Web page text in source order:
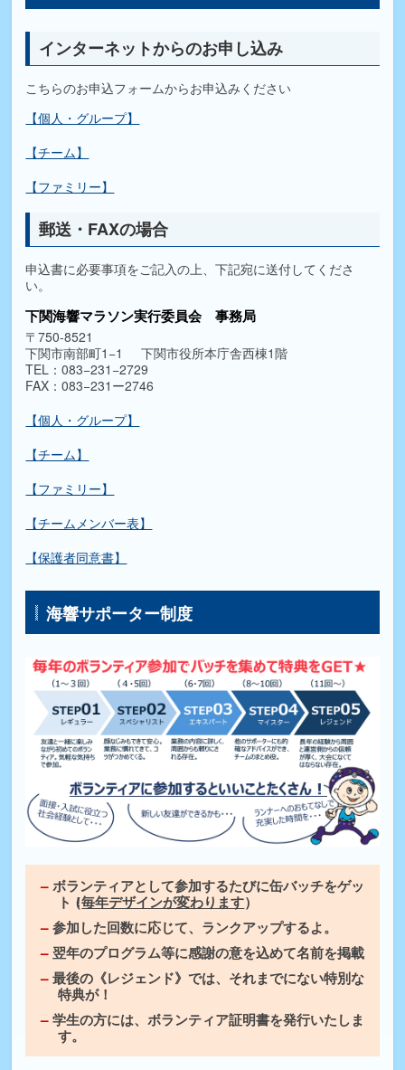
インターネットからのお申し込み
こちらのお申込フォームからお申込みください
【個人・グループ】
【チーム】
【ファミリー】
郵送・FAXの場合
申込書に必要事項をご記入の上、下記宛に送付してくださ
い。
下関海響マラソン実行委員会 事務局
〒750-8521
下関市南部町1−1
下関市役所本庁舎西棟1階
TEL：083−231−2729
FAX：083−231ー2746
【個人・グループ】
【チーム】
【ファミリー】
【チームメンバー表】
【保護者同意書】
海響サポーター制度
ボランティアとして参加するたびに缶バッチをゲッ
ト！
（毎年デザインが変わります）
参加した回数に応じて、ランクアップするよ。
翌年のプログラム等に感謝の意を込めて名前を掲載
最後の《レジェンド》では、それまでにない特別な
特典が！
学生の方には、ボランティア証明書を発行いたしま
す。